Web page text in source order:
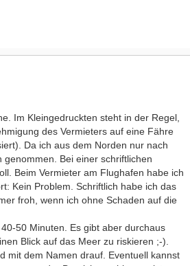
Im Kleingedruckten steht in der Regel,
des Vermieters auf eine Fähre
Da ich aus dem Norden nur nach
Bei einer schriftlichen
Beim Vermieter am Flughafen habe ich
Kein Problem. Schriftlich habe ich das
froh, wenn ich ohne Schaden auf die
50 Minuten. Es gibt aber durchaus
Blick auf das Meer zu riskieren ;-).
mit dem Namen drauf. Eventuell kannst